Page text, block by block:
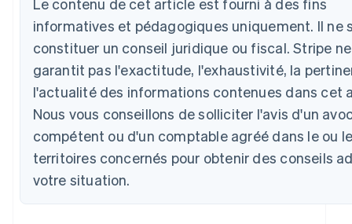
informatives et pédagogiques uniquement. Il ne
constituer un conseil juridique ou fiscal. Stripe ne
garantit pas l'exactitude, l'exhaustivité, la
l'actualité des informations contenues dans cet
Nous vous conseillons de solliciter l'avis d'un
compétent ou d'un comptable agréé dans le ou
territoires concernés pour obtenir des conseils
votre situation.
English
Autriche
Deutsch English
Belgique
NederlandsFrançaisDeutschEnglish
PortuguêsEnglish
Bulgarie
English
Canada
EnglishFrançais
Chine continentale
Chypre